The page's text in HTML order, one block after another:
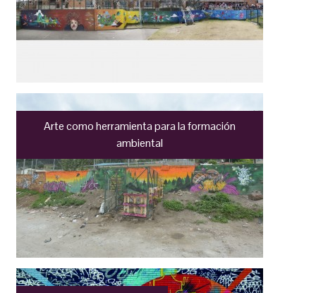
Arte como herramienta para la formación
ambiental